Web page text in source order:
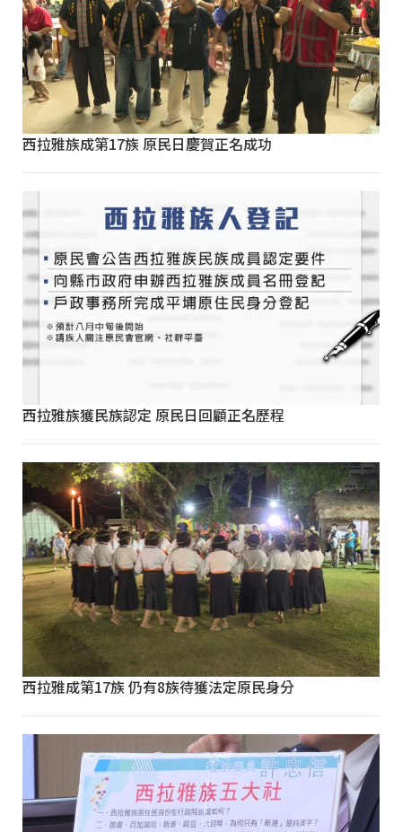
西拉雅族成第17族 原民日慶賀正名成功
西拉雅族獲民族認定 原民日回顧正名歷程
西拉雅成第17族 仍有8族待獲法定原民身分